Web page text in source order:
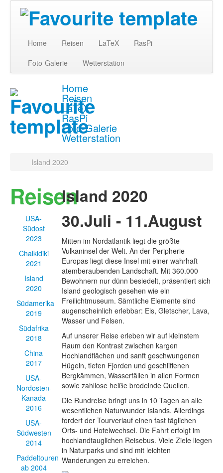
Home Reisen LaTeX
RasPi
Foto-Galerie
Wetterstation
Home
Reisen
LaTeX
RasPi
Foto-Galerie
Wetterstation
Island 2020
Reisen
USA-
Südost
2023
Chalkidiki
2021
Island
2020
Südamerika
2019
Südafrika
2018
China
2017
USA-
Nordosten-
Kanada
2016
USA-
Südwesten
2014
Paddeltouren
ab 2004
Island 2020
30.Juli - 11.August
Mitten im Nordatlantik liegt die größte
Vulkaninsel der Welt. An der Peripherie
Europas liegt diese Insel mit einer wahrhaft
atemberaubenden Landschaft. Mit 360.000
Bewohnern nur dünn besiedelt, präsentiert sich
Island geologisch gesehen wie ein
Freilichtmuseum. Sämtliche Elemente sind
augenscheinlich erlebbar: Eis, Gletscher, Lava,
Wasser und Felsen.
Auf unserer Reise erleben wir auf kleinstem
Raum den Kontrast zwischen kargen
Hochlandflächen und sanft geschwungenen
Hügeln, tiefen Fjorden und geschliffenen
Bergkämmen, Wasserfällen in allen Formen
sowie zahllose heiße brodelnde Quellen.
Die Rundreise bringt uns in 10 Tagen an alle
wesentlichen Naturwunder Islands. Allerdings
fordert der Tourverlauf einen fast täglichen
Orts- und Hotelwechsel. Die Fahrt erfolgt im
hochlandtauglichen Reisebus. Viele Ziele liegen
in Naturparks und sind mit leichten
Wanderungen zu erreichen.